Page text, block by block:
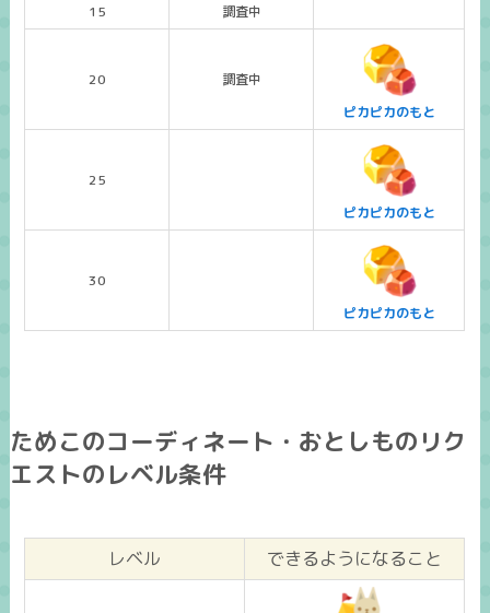
15
調査中
20
調査中
ピカピカのもと
25
ピカピカのもと
30
ピカピカのもと
ためこのコーディネート・おとしものリク
エストのレベル条件
レベル できるようになること